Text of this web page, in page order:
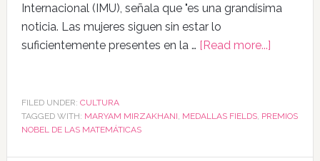
Internacional (IMU), señala que "es una grandísima
noticia. Las mujeres siguen sin estar lo
suficientemente presentes en la … [Read more...]
FILED UNDER: CULTURA
TAGGED WITH: MARYAM MIRZAKHANI MEDALLAS FIELDS, PREMIOS
NOBEL DE LAS MATEMÁTICAS